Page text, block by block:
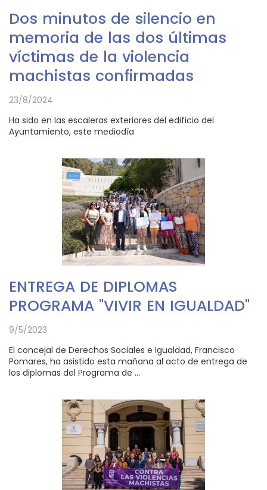
Dos minutos de silencio en
memoria de las dos últimas
víctimas de la violencia
machistas confirmadas
23/8/2024
Ha sido en las escaleras exteriores del edificio del
Ayuntamiento, este mediodía
ENTREGA DE DIPLOMAS
PROGRAMA "VIVIR EN IGUALDAD"
9/5/2023
El concejal de Derechos Sociales e Igualdad, Francisco
Pomares, ha asistido esta mañana al acto de entrega de
los diplomas del Programa de ...